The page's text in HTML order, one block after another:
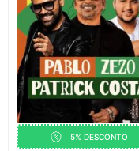
5% DESCONTO